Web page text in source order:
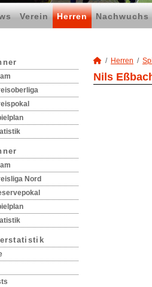
Verein Herren Nachwuchs
Nord
Herren
Nils